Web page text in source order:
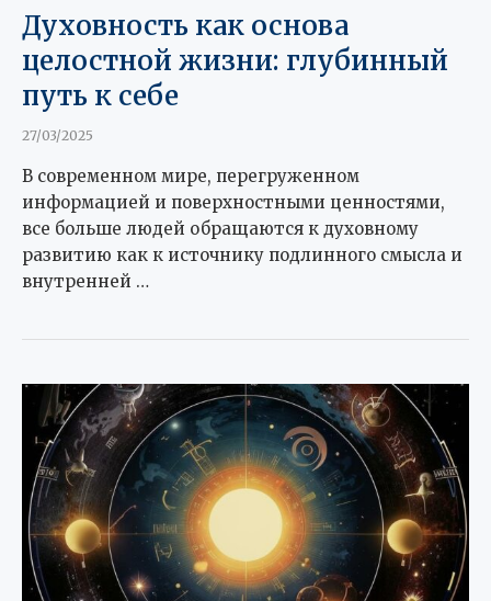
Духовность как основа
целостной жизни: глубинный
путь к себе
27/03/2025
В современном мире, перегруженном
информацией и поверхностными ценностями,
все больше людей обращаются к духовному
развитию как к источнику подлинного смысла и
внутренней …